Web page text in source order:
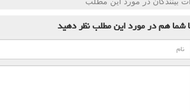
شما همدر مورد این مطلبنظر دهید